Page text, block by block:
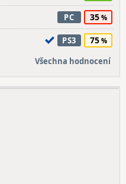
PC 35
PS3 75
Všechna hodnocení